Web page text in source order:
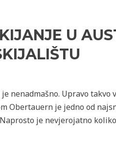
U
nenadmašno. Upravo
Obertauern je jedno od
je nevjerojatno